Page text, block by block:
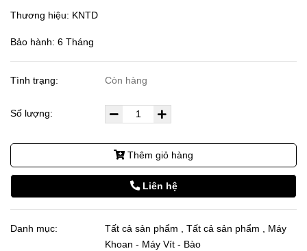
Thương hiệu: KNTD
Bảo hành: 6 Tháng
Tình trạng: Còn hàng
Số lượng:
Thêm giỏ hàng
Liên hệ
Danh mục: Tất cả sản phẩm ,Tất cả sản phẩm , Máy
Khoan - Máy Vít - Bào